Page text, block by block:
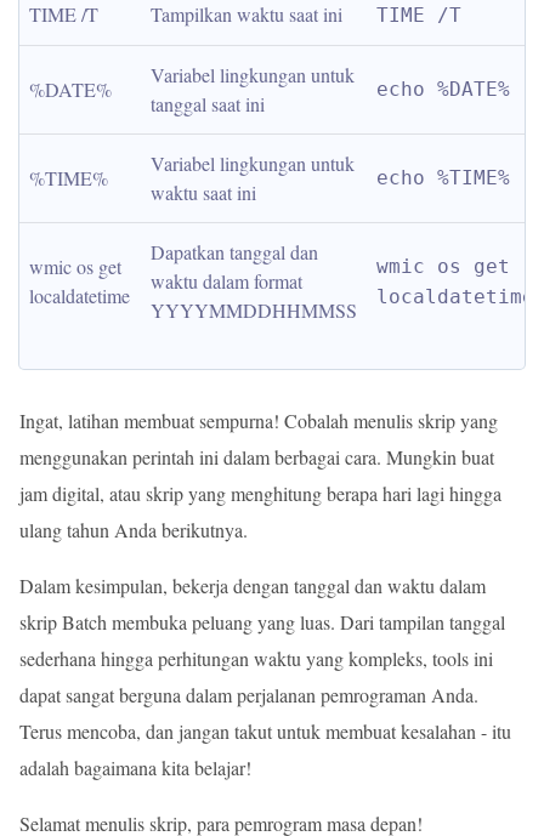
TIME /T Tampilkan waktu saat ini TIME /T
%DATE%
Variabel lingkungan untuk
tanggal saat ini
echo %DATE%
%TIME%
Variabel lingkungan untuk
waktu saat ini
echo %TIME%
wmic os get
localdatetime
Dapatkan tanggal dan
waktu dalam format
YYYYMMDDHHMMSS
wmic os get
localdatetime
Ingat, latihan membuat sempurna! Cobalah menulis skrip yang
menggunakan perintah ini dalam berbagai cara. Mungkin buat
jam digital, atau skrip yang menghitung berapa hari lagi hingga
ulang tahun Anda berikutnya.
Dalam kesimpulan, bekerja dengan tanggal dan waktu dalam
skrip Batch membuka peluang yang luas. Dari tampilan tanggal
sederhana hingga perhitungan waktu yang kompleks, tools ini
dapat sangat berguna dalam perjalanan pemrograman Anda.
Terus mencoba, dan jangan takut untuk membuat kesalahan - itu
adalah bagaimana kita belajar!
Selamat menulis skrip, para pemrogram masa depan!